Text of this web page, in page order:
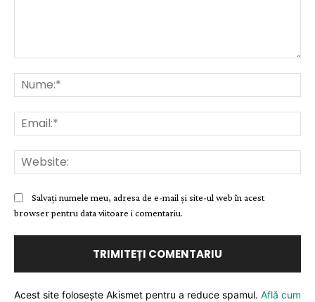
Salvați numele meu, adresa de e-mail și site-ul web în acest
browser pentru data viitoare i comentariu.
Acest site folosește Akismet pentru a reduce spamul. Află cum